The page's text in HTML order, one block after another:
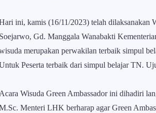
ini, kamis (16/11/2023) telah dilaksanakan
Soejarwo, Gd. Manggala Wanabakti
merupakan perwakilan terbaik simpul
Peserta terbaik dari simpul belajar TN.
Acara Wisuda Green Ambassador ini dihadiri
Menteri LHK berharap agar Green